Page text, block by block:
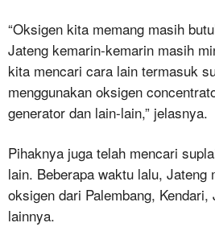
“Oksigen kita memang masih
Jateng kemarin-kemarin masih
kita mencari cara lain termasuk
menggunakan oksigen
generator dan lain-lain,” jelasnya.
Pihaknya juga telah mencari
lain. Beberapa waktu lalu, Jateng
oksigen dari Palembang,
lainnya.